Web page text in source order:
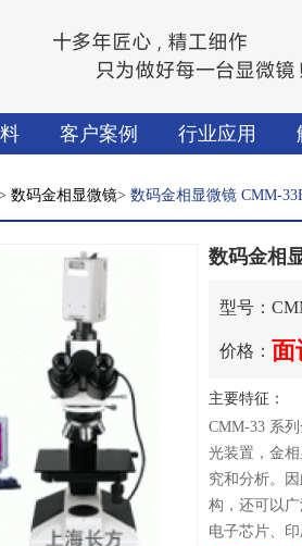
客户案例 行业应用
数码金相显微镜> 数码金相显微镜 CMM-
数码金相
型号：
价格： 面
主要特征：
CMM-33 系
光装置，金
究和分析。
构，还可以
电子芯片、